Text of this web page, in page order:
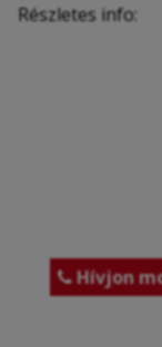
Részletes info:
 Hívjon